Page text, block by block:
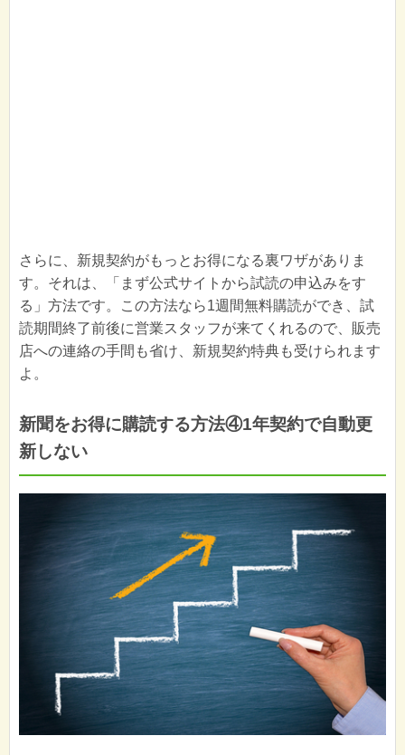
さらに、新規契約がもっとお得になる裏ワザがありま
す。それは、「まず公式サイトから試読の申込みをす
る」方法です。この方法なら1週間無料購読ができ、試
読期間終了前後に営業スタッフが来てくれるので、販売
店への連絡の手間も省け、新規契約特典も受けられます
よ。
新聞をお得に購読する方法④1年契約で自動更
新しない